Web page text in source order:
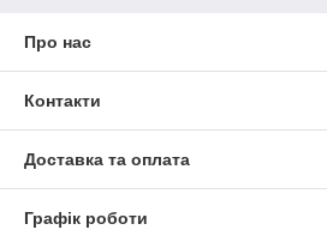
Про нас
Контакти
Доставка та оплата
Графік роботи